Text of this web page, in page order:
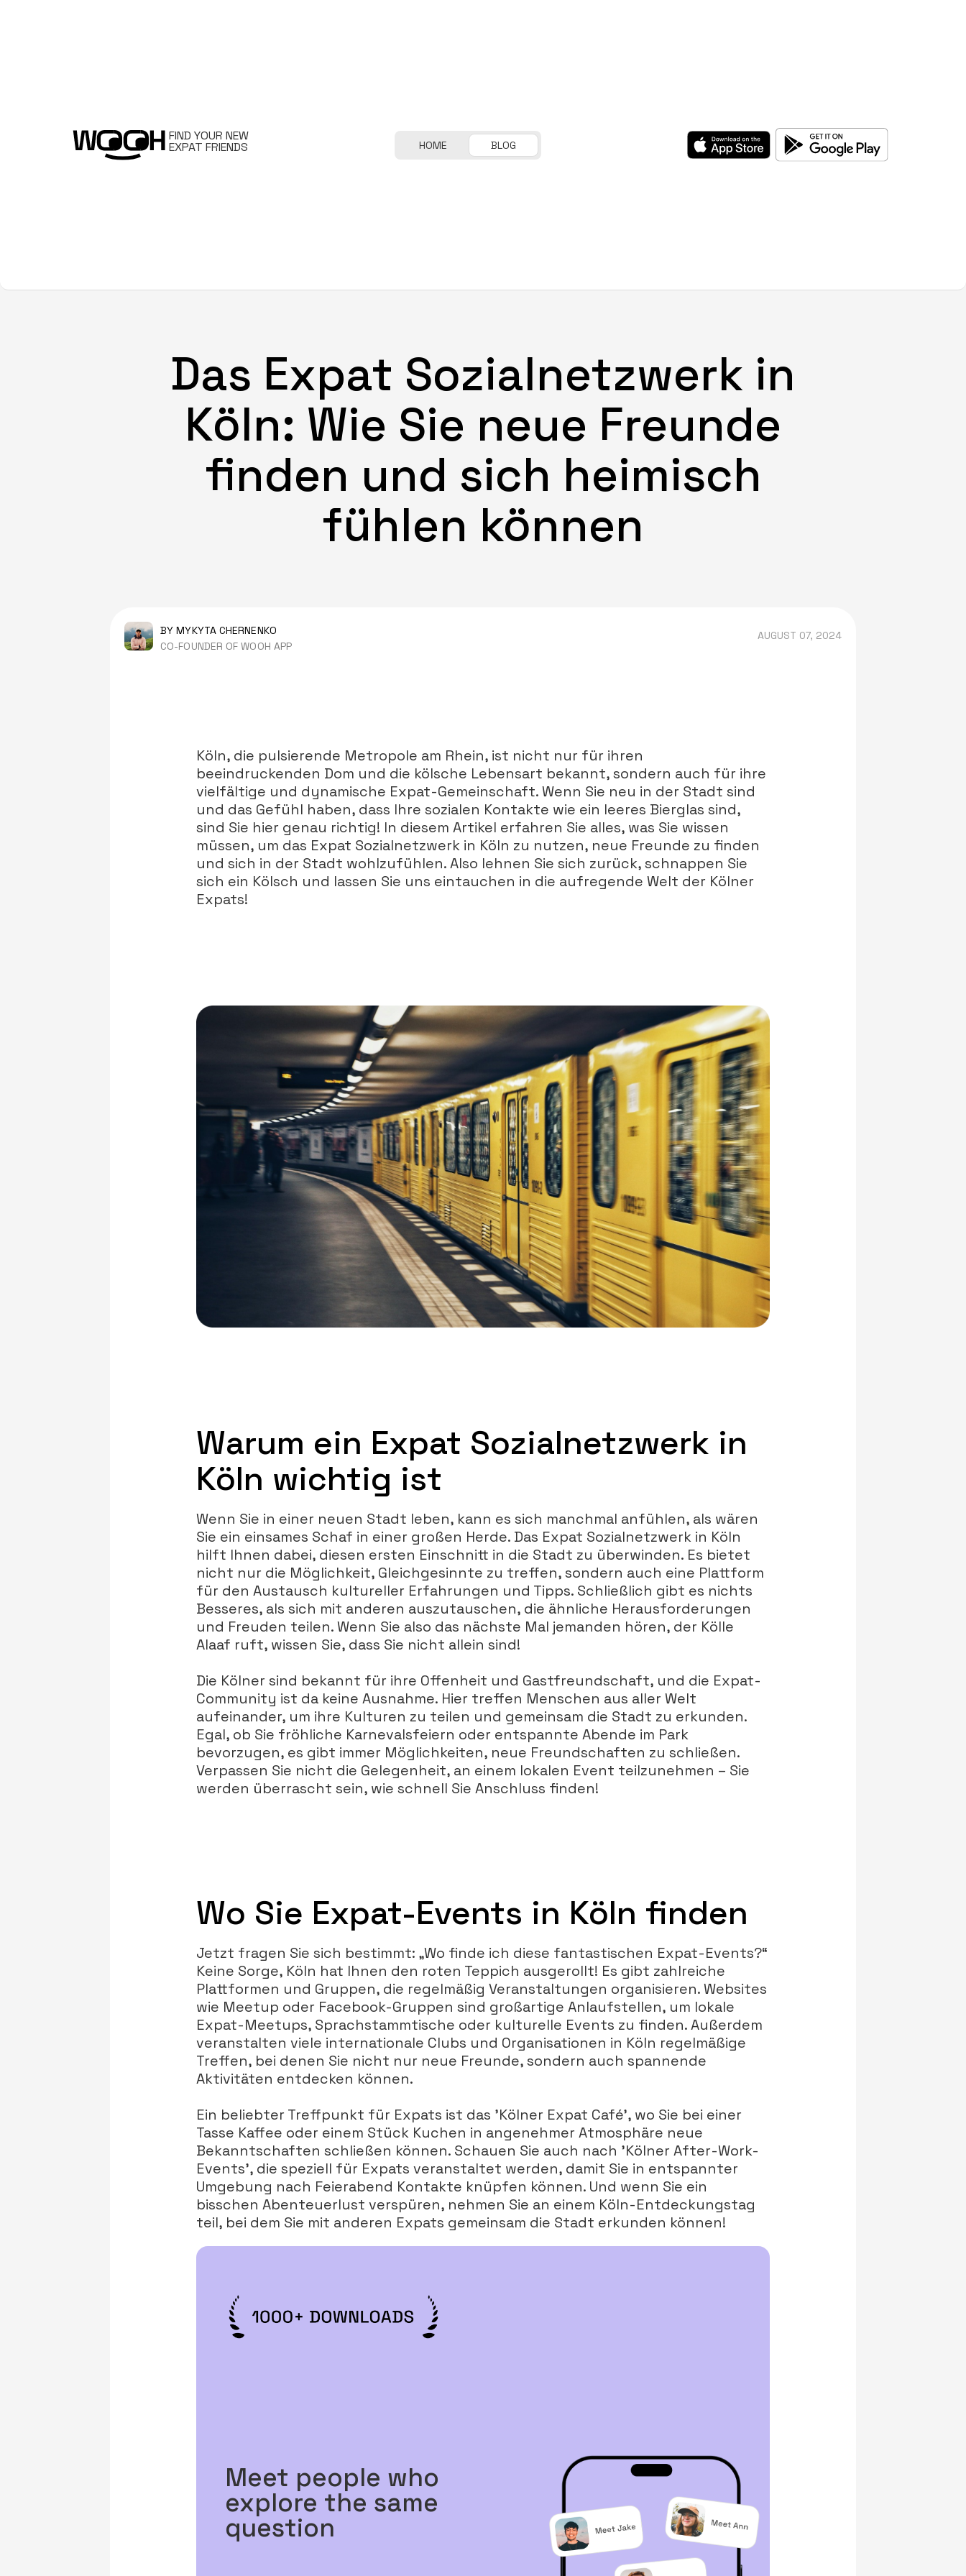
FIND YOUR NEW
EXPAT FRIENDS HOME BLOG
Das Expat Sozialnetzwerk in
Köln: Wie Sie neue Freunde
finden und sich heimisch
fühlen können
BY MYKYTA CHERNENKO
CO-FOUNDER OF WOOH APP
AUGUST 07, 2024
Köln, die pulsierende Metropole am Rhein, ist nicht nur für ihren
beeindruckenden Dom und die kölsche Lebensart bekannt, sondern auch für ihre
vielfältige und dynamische Expat-Gemeinschaft. Wenn Sie neu in der Stadt sind
und das Gefühl haben, dass Ihre sozialen Kontakte wie ein leeres Bierglas sind,
sind Sie hier genau richtig! In diesem Artikel erfahren Sie alles, was Sie wissen
müssen, um das Expat Sozialnetzwerk in Köln zu nutzen, neue Freunde zu finden
und sich in der Stadt wohlzufühlen. Also lehnen Sie sich zurück, schnappen Sie
sich ein Kölsch und lassen Sie uns eintauchen in die aufregende Welt der Kölner
Expats!
Warum ein Expat Sozialnetzwerk in
Köln wichtig ist
Wenn Sie in einer neuen Stadt leben, kann es sich manchmal anfühlen, als wären
Sie ein einsames Schaf in einer großen Herde. Das Expat Sozialnetzwerk in Köln
hilft Ihnen dabei, diesen ersten Einschnitt in die Stadt zu überwinden. Es bietet
nicht nur die Möglichkeit, Gleichgesinnte zu treffen, sondern auch eine Plattform
für den Austausch kultureller Erfahrungen und Tipps. Schließlich gibt es nichts
Besseres, als sich mit anderen auszutauschen, die ähnliche Herausforderungen
und Freuden teilen. Wenn Sie also das nächste Mal jemanden hören, der Kölle
Alaaf ruft, wissen Sie, dass Sie nicht allein sind!
Die Kölner sind bekannt für ihre Offenheit und Gastfreundschaft, und die Expat-
Community ist da keine Ausnahme. Hier treffen Menschen aus aller Welt
aufeinander, um ihre Kulturen zu teilen und gemeinsam die Stadt zu erkunden.
Egal, ob Sie fröhliche Karnevalsfeiern oder entspannte Abende im Park
bevorzugen, es gibt immer Möglichkeiten, neue Freundschaften zu schließen.
Verpassen Sie nicht die Gelegenheit, an einem lokalen Event teilzunehmen – Sie
werden überrascht sein, wie schnell Sie Anschluss finden!
Wo Sie Expat-Events in Köln finden
Jetzt fragen Sie sich bestimmt: „Wo finde ich diese fantastischen Expat-Events?“
Keine Sorge, Köln hat Ihnen den roten Teppich ausgerollt! Es gibt zahlreiche
Plattformen und Gruppen, die regelmäßig Veranstaltungen organisieren. Websites
wie Meetup oder Facebook-Gruppen sind großartige Anlaufstellen, um lokale
Expat-Meetups, Sprachstammtische oder kulturelle Events zu finden. Außerdem
veranstalten viele internationale Clubs und Organisationen in Köln regelmäßige
Treffen, bei denen Sie nicht nur neue Freunde, sondern auch spannende
Aktivitäten entdecken können.
Ein beliebter Treffpunkt für Expats ist das 'Kölner Expat Café', wo Sie bei einer
Tasse Kaffee oder einem Stück Kuchen in angenehmer Atmosphäre neue
Bekanntschaften schließen können. Schauen Sie auch nach 'Kölner After-Work-
Events', die speziell für Expats veranstaltet werden, damit Sie in entspannter
Umgebung nach Feierabend Kontakte knüpfen können. Und wenn Sie ein
bisschen Abenteuerlust verspüren, nehmen Sie an einem Köln-Entdeckungstag
teil, bei dem Sie mit anderen Expats gemeinsam die Stadt erkunden können!
Meet people who
explore the same
question